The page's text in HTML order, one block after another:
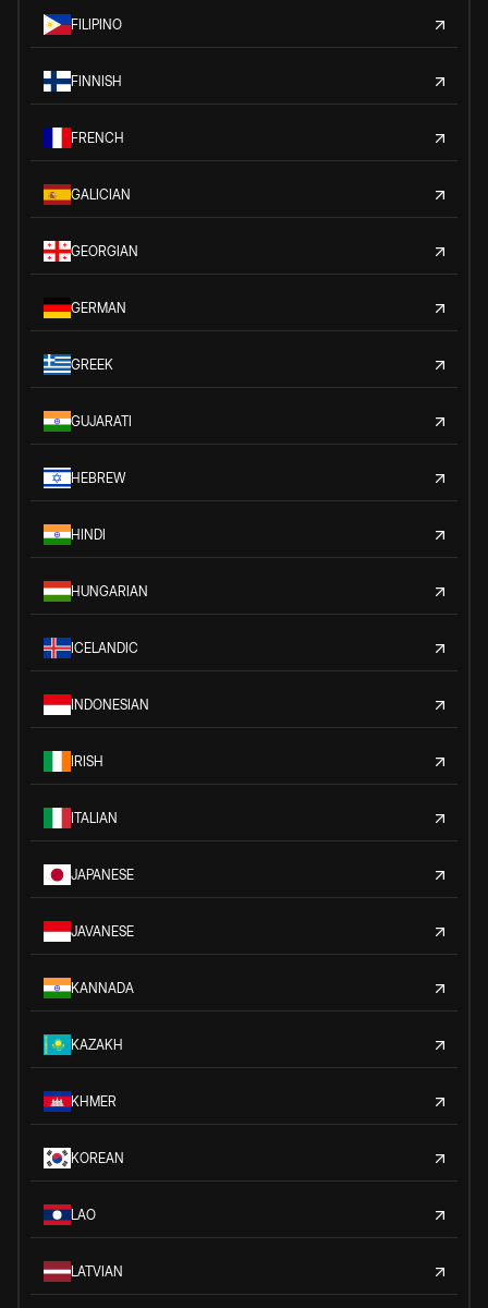
FILIPINO
FINNISH
FRENCH
GALICIAN
GEORGIAN
GERMAN
GREEK
GUJARATI
HEBREW
HINDI
HUNGARIAN
ICELANDIC
INDONESIAN
IRISH
ITALIAN
JAPANESE
JAVANESE
KANNADA
KAZAKH
KHMER
KOREAN
LAO
LATVIAN